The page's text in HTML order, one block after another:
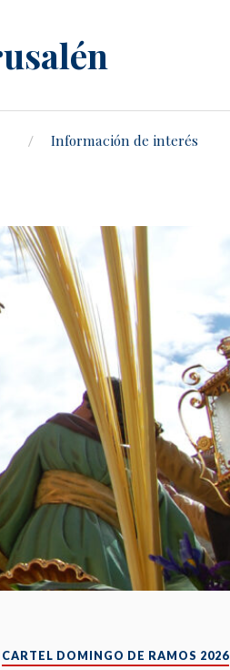
Información de interés
CARTEL DOMINGO DE RAMOS 2026